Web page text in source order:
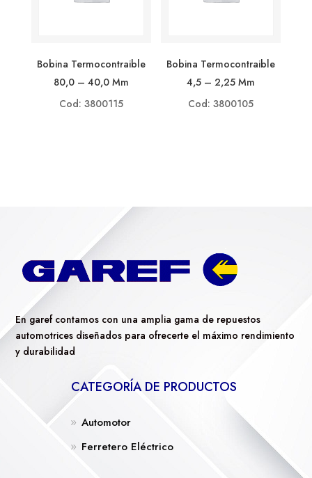
Bobina Termocontraible
80,0 – 40,0 Mm
Cod: 3800115
Bobina Termocontraible
4,5 – 2,25 Mm
Cod: 3800105
En garef contamos con una amplia gama de repuestos
automotrices diseñados para ofrecerte el máximo rendimiento
y durabilidad
CATEGORÍA DE PRODUCTOS
Automotor
Ferretero Eléctrico